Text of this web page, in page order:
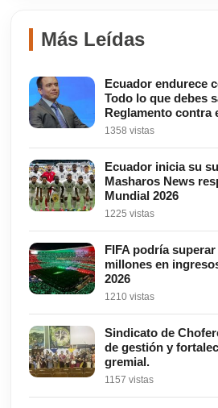
Más Leídas
Ecuador endurece
Todo lo que debes
Reglamento contra
1358 vistas
Ecuador inicia su
Masharos News
Mundial 2026
1225 vistas
FIFA podría
millones en
2026
1210 vistas
Sindicato de
de gestión y
gremial.
1157 vistas